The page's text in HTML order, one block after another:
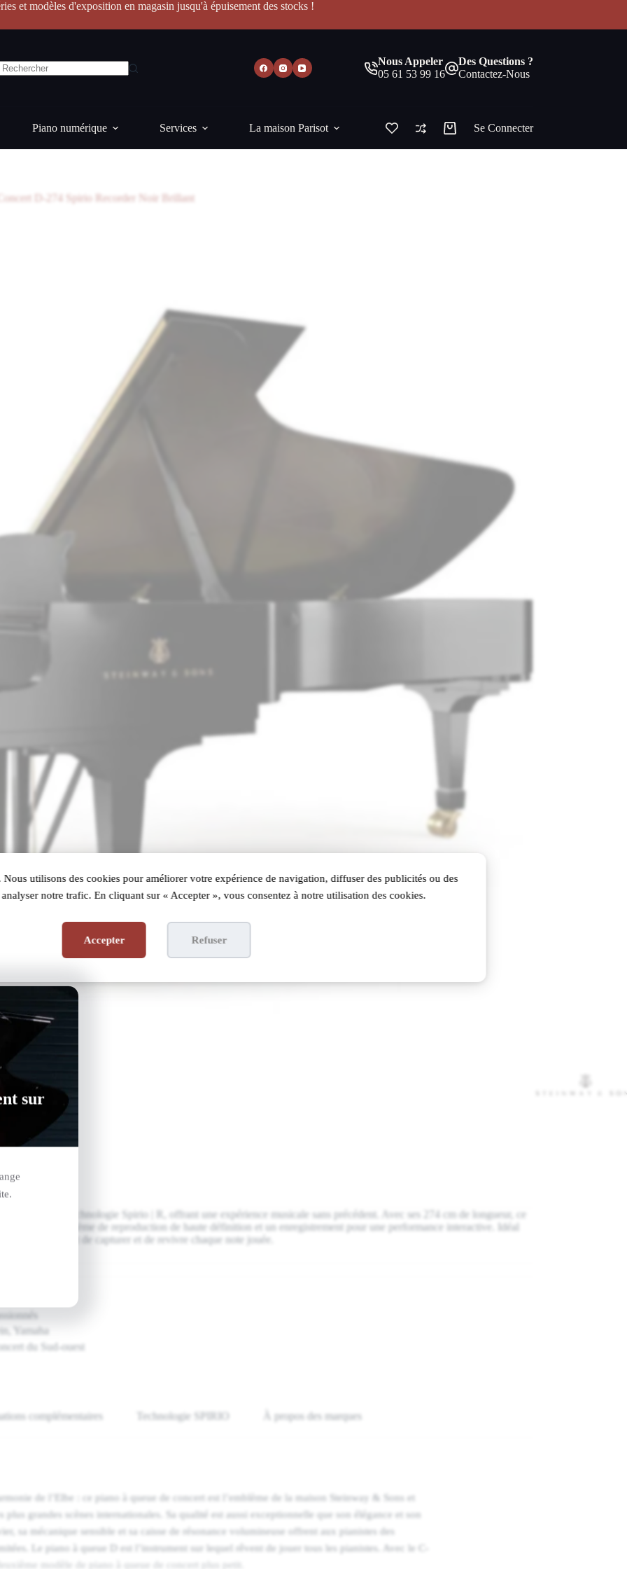
utilisons des cookies pour améliorer votre expérience de navigation, diffuser des publicités ou des
notre trafic. En cliquant sur « Accepter », vous consentez à notre utilisation des cookies.
Accepter Refuser
sur
et modèles d'exposition en magasin jusqu'à épuisement des stocks !
Nous Appeler
05 61 53 99 16
Des Questions ?
Contactez-Nous
Piano numérique Services La maison Parisot
Panier
Se Connecter
D-274 Spirio Recorder Noir Brillant
274 avec la technologie Spirio | R, offrant une expérience musicale sans précédent. Avec ses 274 cm de longueur, ce
intégrant un système de reproduction de haute définition et un enregistrement pour une performance interactive. Idéal
en permettant de capturer et de revivre chaque note jouée.
Yamaha
du Sud-ouest
complémentaires Technologie SPIRIO À propos des marques
de l’Elbe : ce piano à queue de concert est l’emblème de la maison Steinway & Sons et
plus grandes scènes internationales. Sa qualité est aussi exceptionnelle que son élégance et son
sa mécanique sensible et sa caisse de résonance volumineuse offrent aux pianistes des
Le piano à queue D est l’instrument sur lequel rêvent de jouer tous les pianistes. Avec le C-